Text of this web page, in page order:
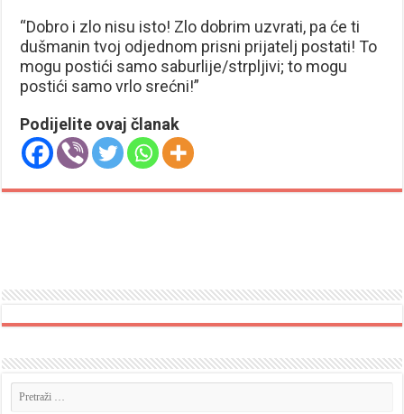
“Dobro i zlo nisu isto! Zlo dobrim uzvrati, pa će ti
dušmanin tvoj odjednom prisni prijatelj postati! To
mogu postići samo saburlije/strpljivi; to mogu
postići samo vrlo srećni!”
Podijelite ovaj članak